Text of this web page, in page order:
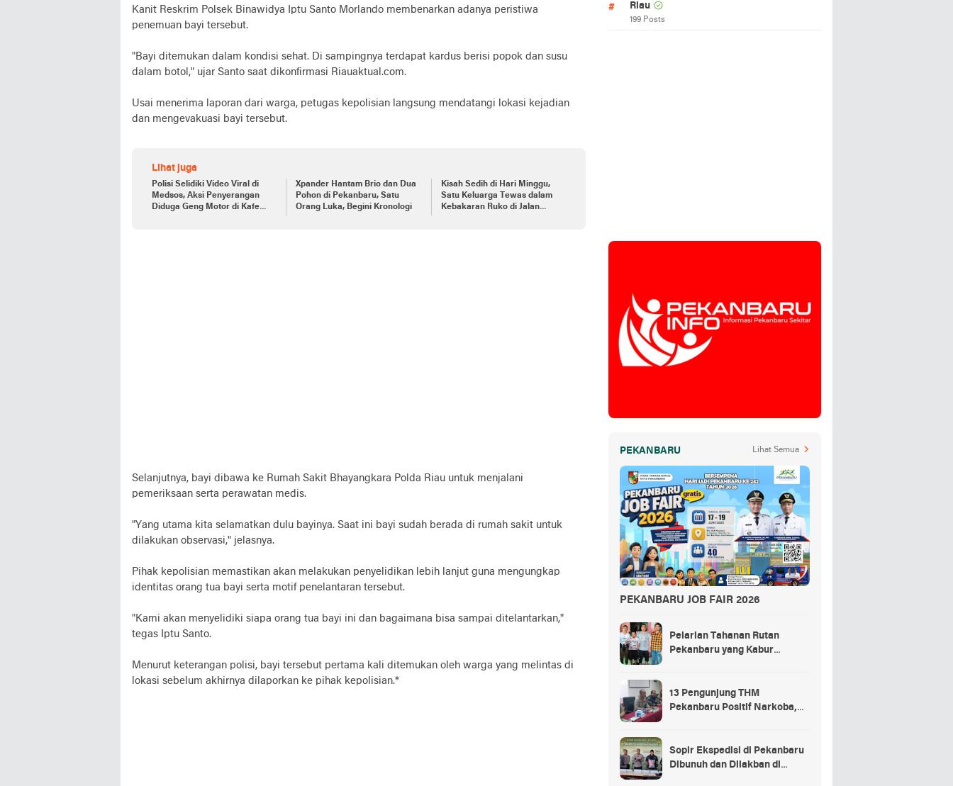
Kanit Reskrim Polsek Binawidya Iptu Santo Morlando membenarkan adanya peristiwa
penemuan bayi tersebut.
"Bayi ditemukan dalam kondisi sehat. Di sampingnya terdapat kardus berisi popok dan susu
dalam botol," ujar Santo saat dikonfirmasi Riauaktual.com.
Usai menerima laporan dari warga, petugas kepolisian langsung mendatangi lokasi kejadian
dan mengevakuasi bayi tersebut.
Lihat juga
Polisi Selidiki Video Viral di
Medsos, Aksi Penyerangan
Diduga Geng Motor di Kafe
Xpander Hantam Brio dan Dua
Pohon di Pekanbaru, Satu
Orang Luka, Begini Kronologi
Kisah Sedih di Hari Minggu,
Satu Keluarga Tewas dalam
Kebakaran Ruko di Jalan
Selanjutnya, bayi dibawa ke Rumah Sakit Bhayangkara Polda Riau untuk menjalani
pemeriksaan serta perawatan medis.
"Yang utama kita selamatkan dulu bayinya. Saat ini bayi sudah berada di rumah sakit untuk
dilakukan observasi," jelasnya.
Pihak kepolisian memastikan akan melakukan penyelidikan lebih lanjut guna mengungkap
identitas orang tua bayi serta motif penelantaran tersebut.
"Kami akan menyelidiki siapa orang tua bayi ini dan bagaimana bisa sampai ditelantarkan,"
tegas Iptu Santo.
Menurut keterangan polisi, bayi tersebut pertama kali ditemukan oleh warga yang melintas di
lokasi sebelum akhirnya dilaporkan ke pihak kepolisian.*
Riau
199 Posts
PEKANBARU Lihat Semua
PEKANBARU JOB FAIR 2026
Pelarian Tahanan Rutan
Pekanbaru yang Kabur
13 Pengunjung THM
Pekanbaru Positif Narkoba,
Sopir Ekspedisi di Pekanbaru
Dibunuh dan Dilakban di